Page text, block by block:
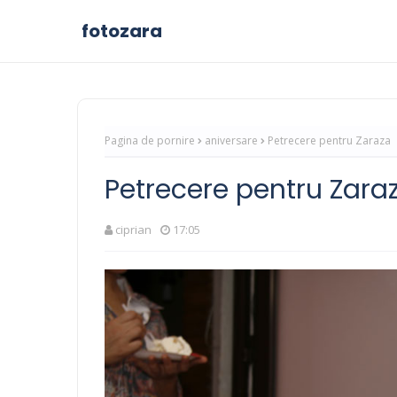
fotozara
Pagina de pornire aniversare Petrecere pentru Zaraza
Petrecere pentru
ciprian 17:05